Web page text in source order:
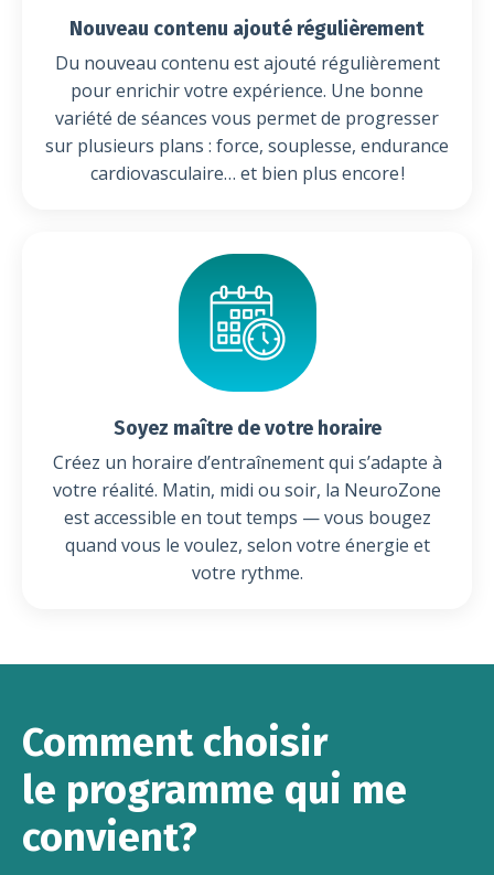
Nouveau contenu ajouté régulièrement
Du nouveau contenu est ajouté régulièrement
pour enrichir votre expérience. Une bonne
variété de séances vous permet de progresser
sur plusieurs plans : force, souplesse, endurance
cardiovasculaire… et bien plus encore !
Soyez maître de votre horaire
Créez un horaire d’entraînement qui s’adapte à
votre réalité. Matin, midi ou soir, la NeuroZone
est accessible en tout temps — vous bougez
quand vous le voulez, selon votre énergie et
votre rythme.
Comment choisir
le programme qui me
convient?